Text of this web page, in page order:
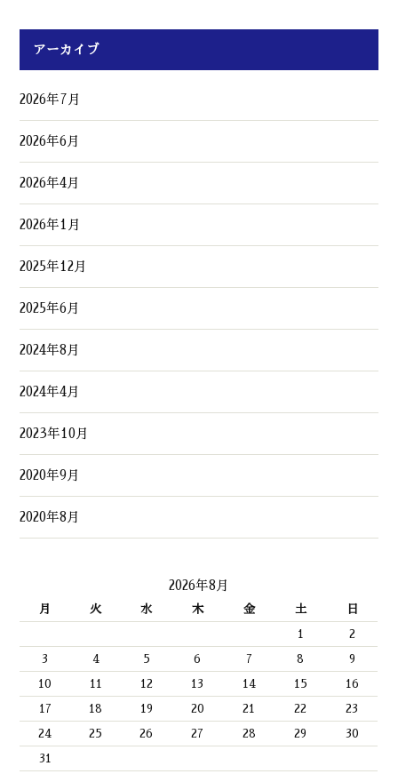
アーカイブ
2026年7月
2026年6月
2026年4月
2026年1月
2025年12月
2025年6月
2024年8月
2024年4月
2023年10月
2020年9月
2020年8月
2026年8月
月 火 水 木 金 土 日
1 2
3 4 5 6 7 8 9
10 11 12 13 14 15 16
17 18 19 20 21 22 23
24 25 26 27 28 29 30
31